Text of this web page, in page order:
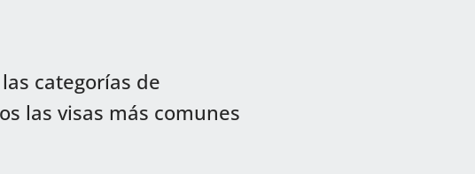
categorías de
las visas más comunes